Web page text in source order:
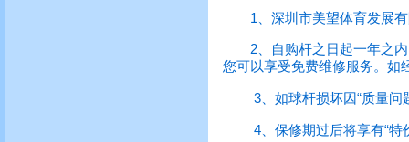
1、深圳市美望体育发展有
2、自购杆之日起一年之内
您可以享受免费维修服务。如
3、如球杆损坏因“质量问题
4、保修期过后将享有“特